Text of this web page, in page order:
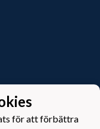
för att förbättra